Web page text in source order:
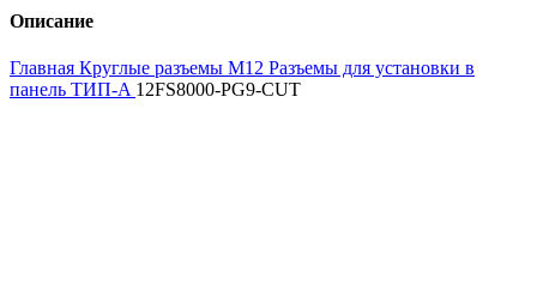
Описание
Главная Круглые разъемы M12 Разъемы для установки в
панель ТИП-A 12FS8000-PG9-CUT